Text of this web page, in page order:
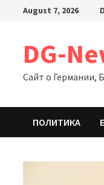
August 7, 2026
DG-
Сайт о Германии,
ПОЛИТИКА